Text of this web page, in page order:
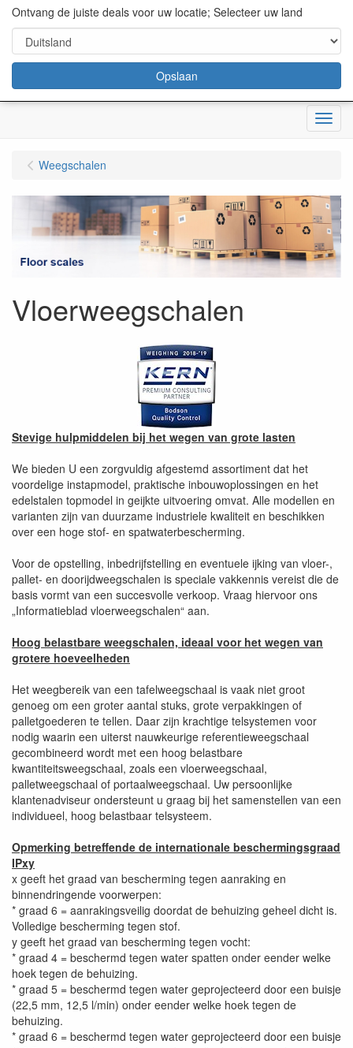
content="18/11/2025″/>
Menu
Weegschalen
Vloerweegschalen
Stevige hulpmiddelen bij het wegen van grote lasten
We bieden U een zorgvuldig afgestemd assortiment dat het
voordelige instapmodel, praktische inbouwoplossingen en het
edelstalen topmodel in geijkte uitvoering omvat. Alle modellen en
varianten zijn van duurzame industriele kwaliteit en beschikken
over een hoge stof- en spatwaterbescherming.
Voor de opstelling, inbedrijfstelling en eventuele ijking van vloer-,
pallet- en doorijdweegschalen is speciale vakkennis vereist die de
basis vormt van een succesvolle verkoop. Vraag hiervoor ons
„Informatieblad vloerweegschalen“ aan.
Hoog belastbare weegschalen, ideaal voor het wegen van
grotere hoeveelheden
Het weegbereik van een tafelweegschaal is vaak niet groot
genoeg om een groter aantal stuks, grote verpakkingen of
palletgoederen te tellen. Daar zijn krachtige telsystemen voor
nodig waarin een uiterst nauwkeurige referentieweegschaal
gecombineerd wordt met een hoog belastbare
kwantiteitsweegschaal, zoals een vloerweegschaal,
palletweegschaal of portaalweegschaal. Uw persoonlijke
klantenadviseur ondersteunt u graag bij het samenstellen van een
individueel, hoog belastbaar telsysteem.
Opmerking betreffende de internationale beschermingsgraad
IPxy
x geeft het graad van bescherming tegen aanraking en
binnendringende voorwerpen:
* graad 6 = aanrakingsveilig doordat de behuizing geheel dicht is.
Volledige bescherming tegen stof.
y geeft het graad van bescherming tegen vocht:
* graad 4 = beschermd tegen water spatten onder eender welke
hoek tegen de behuizing.
* graad 5 = beschermd tegen water geprojecteerd door een buisje
(22,5 mm, 12,5 l/min) onder eender welke hoek tegen de
behuizing.
* graad 6 = beschermd tegen water geprojecteerd door een buisje
Ontvang de juiste deals voor uw locatie; Selecteer uw land
Opslaan